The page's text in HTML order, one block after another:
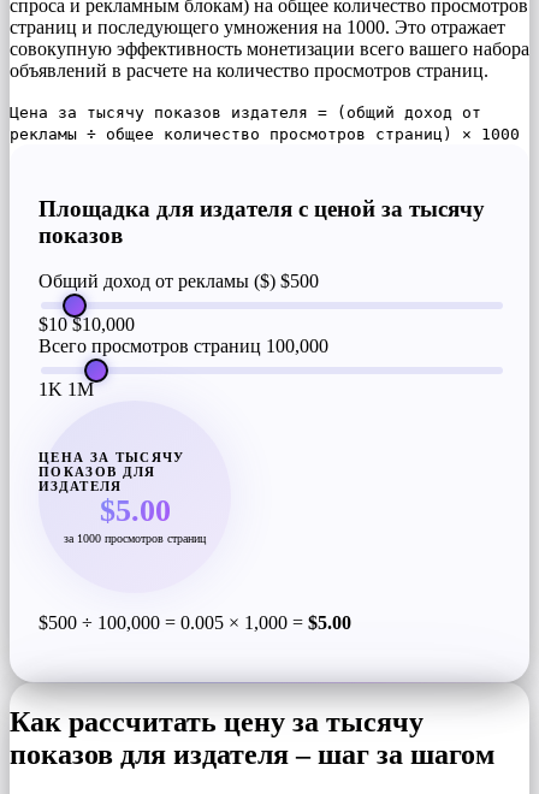
спроса и рекламным блокам) на общее количество просмотров
страниц и последующего умножения на 1000. Это отражает
совокупную эффективность монетизации всего вашего набора
объявлений в расчете на количество просмотров страниц.
Цена за тысячу показов издателя = (общий доход от
рекламы ÷ общее количество просмотров страниц) × 1000
Площадка для издателя с ценой за тысячу
показов
Общий доход от рекламы ($) $500
$10 $10,000
Всего просмотров страниц 100,000
1K 1M
ЦЕНА ЗА ТЫСЯЧУ
ПОКАЗОВ ДЛЯ
ИЗДАТЕЛЯ
$5.00
за 1000 просмотров страниц
$500 ÷ 100,000 = 0.005 × 1,000 = $5.00
Как рассчитать цену за тысячу
показов для издателя – шаг за шагом